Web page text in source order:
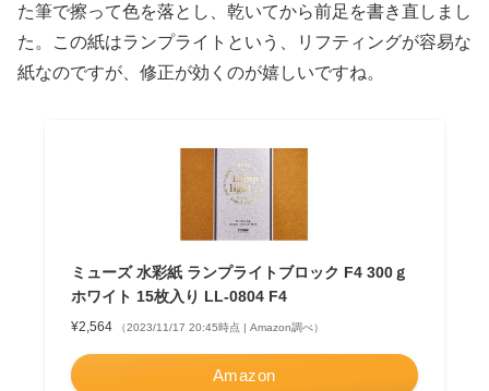
た筆で擦って色を落とし、乾いてから前足を書き直しまし
た。この紙はランプライトという、リフティングが容易な
紙なのですが、修正が効くのが嬉しいですね。
ミューズ 水彩紙 ランプライトブロック F4 300ｇ
ホワイト 15枚入り LL-0804 F4
¥2,564 （2023/11/17 20:45時点 | Amazon調べ）
Amazon